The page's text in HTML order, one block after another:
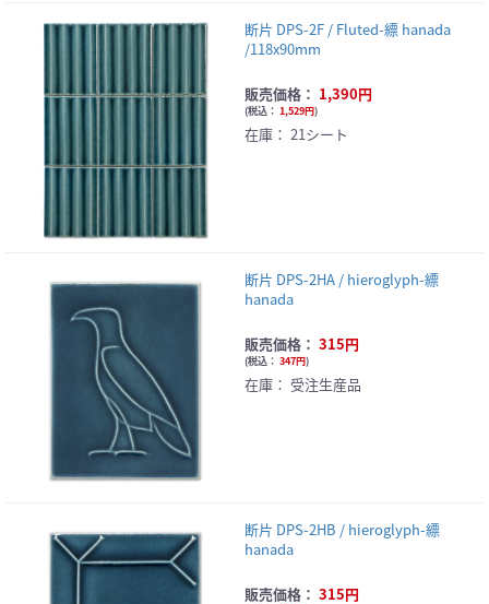
断片 DPS-2F / Fluted-縹 hanada
/118x90mm
販売価格： 1,390円
(税込： 1,529円)
在庫： 21シート
断片 DPS-2HA / hieroglyph-縹
hanada
販売価格： 315円
(税込： 347円)
在庫： 受注生産品
断片 DPS-2HB / hieroglyph-縹
hanada
販売価格： 315円